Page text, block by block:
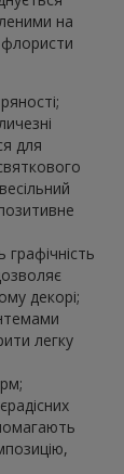
на
флористи
для
декорі;
легку